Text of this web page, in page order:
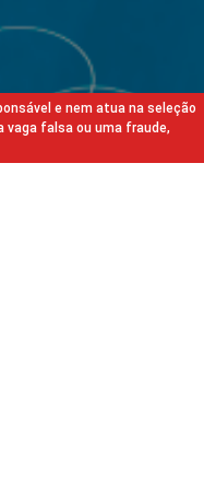
e nem atua na seleção
vaga falsa ou uma fraude,